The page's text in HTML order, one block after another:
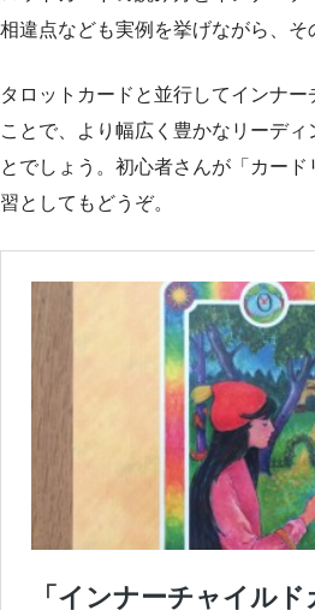
相違点なども実例を挙げながら、そ
タロットカードと並行してインナ
ことで、より幅広く豊かなリーディ
とでしょう。初心者さんが「カー
習としてもどうぞ。